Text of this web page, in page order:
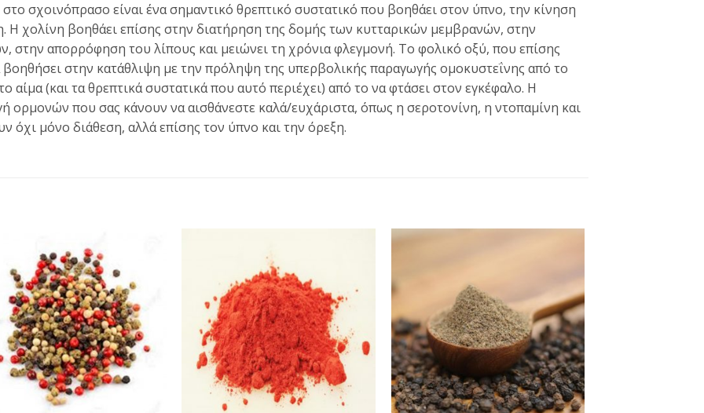
σχοινόπρασο είναι ένα σημαντικό θρεπτικό συστατικό που βοηθάει στον ύπνο, την κίνηση
χολίνη βοηθάει επίσης στην διατήρηση της δομής των κυτταρικών μεμβρανών, στην
στην απορρόφηση του λίπους και μειώνει τη χρόνια φλεγμονή. Το φολικό οξύ, που επίσης
στην κατάθλιψη με την πρόληψη της υπερβολικής παραγωγής ομοκυστεΐνης από το
αίμα (και τα θρεπτικά συστατικά που αυτό περιέχει) από το να φτάσει στον εγκέφαλο. Η
ορμονών που σας κάνουν να αισθάνεστε καλά/ευχάριστα, όπως η σεροτονίνη, η ντοπαμίνη και
όχι μόνο διάθεση, αλλά επίσης τον ύπνο και την όρεξη.
Προσθήκη
στη Λίστα
Αγαπημένων
Αγαπημένων
Αγαπημένων
+